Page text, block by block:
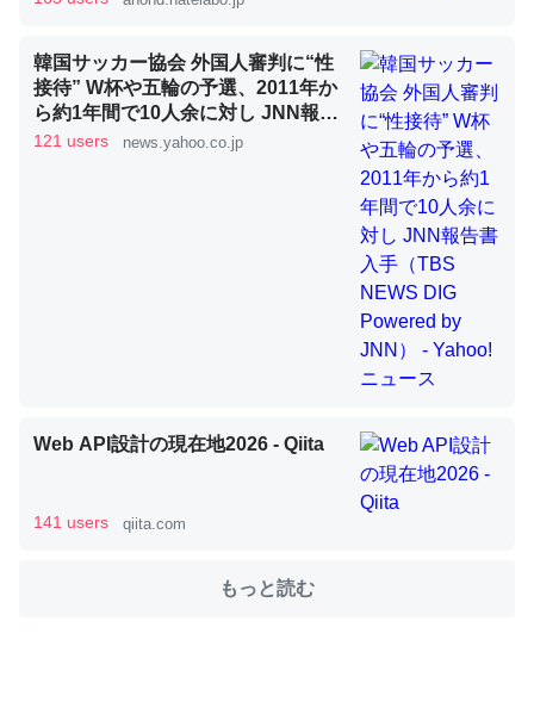
これを元に考えるとカルシウムを大量に使う脊椎動物と貝
類は苦労してるんだな…。腹足類だと殻を無くしてナメク
─ニュース :: 【研究発表】昆虫学の大問題＝「昆虫はなぜ海にいな
ウチもEchoを実家に置いて４年。でたまに覗いてる。ぼ
ちぼちRingも置こうかと画策中。あと、Googleマップで
─たまにLINEするくらいだった遠方の父67歳と僕。ITツール導入で
コミュニケーションが劇的に変化した｜tayorini by LIFULL介護
韓国サッカー協会 外国人審判に“性
接待” W杯や五輪の予選、2011年か
ら約1年間で10人余に対し JNN報告
書入手（TBS NEWS DIG Powered
121 users news.yahoo.co.jp
Web API設計の現在地2026 - Qiita
141 users qiita.com
もっと読む